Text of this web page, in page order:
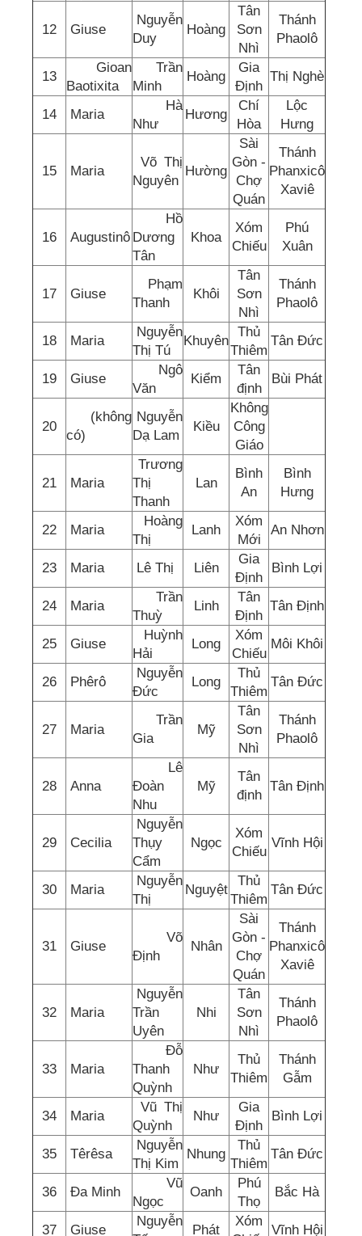
12 Giuse
Nguyễn
Duy
Hoàng
Tân
Sơn
Nhì
Thánh
Phaolô
13
Gioan
Baotixita
Trần
Minh
Hoàng
Gia
Định
Thị Nghè
14 Maria
Hà
Như
Hương
Chí
Hòa
Lộc
Hưng
15 Maria
Võ Thị
Nguyên
Hường
Sài
Gòn -
Chợ
Quán
Thánh
Phanxicô
Xaviê
16 Augustinô
Hồ
Dương
Tân
Khoa
Xóm
Chiếu
Phú
Xuân
17 Giuse
Phạm
Thanh
Khôi
Tân
Sơn
Nhì
Thánh
Phaolô
18 Maria
Nguyễn
Thị Tú
Khuyên
Thủ
Thiêm
Tân Đức
19 Giuse
Ngô
Văn
Kiểm
Tân
định
Bùi Phát
20
(không
có)
Nguyễn
Dạ Lam
Kiều
Không
Công
Giáo
21 Maria
Trương
Thị
Thanh
Lan
Bình
An
Bình
Hưng
22 Maria
Hoàng
Thị
Lanh
Xóm
Mới
An Nhơn
23 Maria Lê Thị Liên
Gia
Định
Bình Lợi
24 Maria
Trần
Thuỳ
Linh
Tân
Định
Tân Định
25 Giuse
Huỳnh
Hải
Long
Xóm
Chiếu
Môi Khôi
26 Phêrô
Nguyễn
Đức
Long
Thủ
Thiêm
Tân Đức
27 Maria
Trần
Gia
Mỹ
Tân
Sơn
Nhì
Thánh
Phaolô
28 Anna
Lê
Đoàn
Nhu
Mỹ
Tân
định
Tân Định
29 Cecilia
Nguyễn
Thụy
Cẩm
Ngọc
Xóm
Chiếu
Vĩnh Hội
30 Maria
Nguyễn
Thị
Nguyệt
Thủ
Thiêm
Tân Đức
31 Giuse
Võ
Định
Nhân
Sài
Gòn -
Chợ
Quán
Thánh
Phanxicô
Xaviê
32 Maria
Nguyễn
Trần
Uyên
Nhi
Tân
Sơn
Nhì
Thánh
Phaolô
33 Maria
Đỗ
Thanh
Quỳnh
Như
Thủ
Thiêm
Thánh
Gẫm
34 Maria
Vũ Thị
Quỳnh
Như
Gia
Định
Bình Lợi
35 Têrêsa
Nguyễn
Thị Kim
Nhung
Thủ
Thiêm
Tân Đức
36 Đa Minh
Vũ
Ngọc
Oanh
Phú
Thọ
Bắc Hà
37 Giuse
Nguyễn
Phát
Xóm
Vĩnh Hội